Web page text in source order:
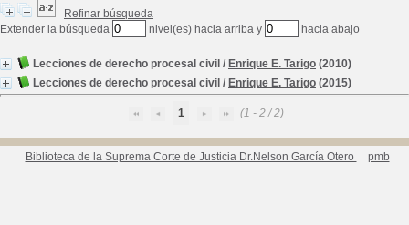
Refinar búsqueda
Extender la búsqueda
nivel(es) hacia arriba y hacia abajo
Lecciones de derecho procesal civil / Enrique E. Tarigo (2010)
Lecciones de derecho procesal civil / Enrique E. Tarigo (2015)
1 (1 - 2 / 2)
Biblioteca de la Suprema Corte de Justicia Dr.Nelson García Otero pmb